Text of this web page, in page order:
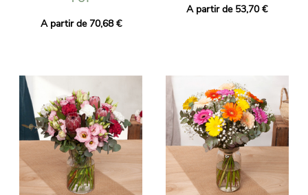
A partir de 70,68 €
A partir de 53,70 €